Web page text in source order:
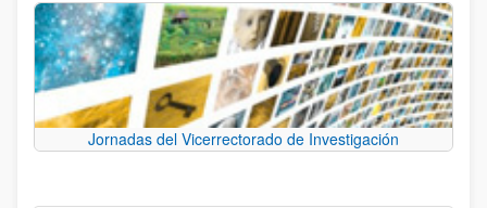
Jornadas del Vicerrectorado de Investigación